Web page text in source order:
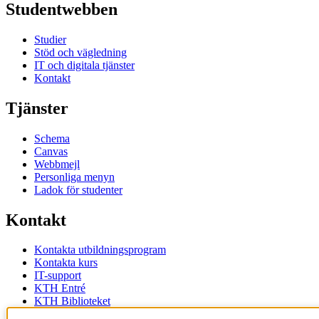
Studentwebben
Studier
Stöd och vägledning
IT och digitala tjänster
Kontakt
Tjänster
Schema
Canvas
Webbmejl
Personliga menyn
Ladok för studenter
Kontakt
Kontakta utbildningsprogram
Kontakta kurs
IT-support
KTH Entré
KTH Biblioteket